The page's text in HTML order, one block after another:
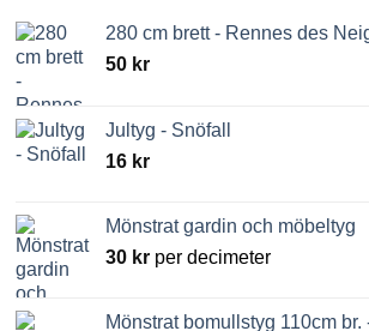
280 cm brett - Rennes des
50 kr
Jultyg - Snöfall
16 kr
Mönstrat gardin och möbeltyg
30 kr per decimeter
Mönstrat bomullstyg 110cm